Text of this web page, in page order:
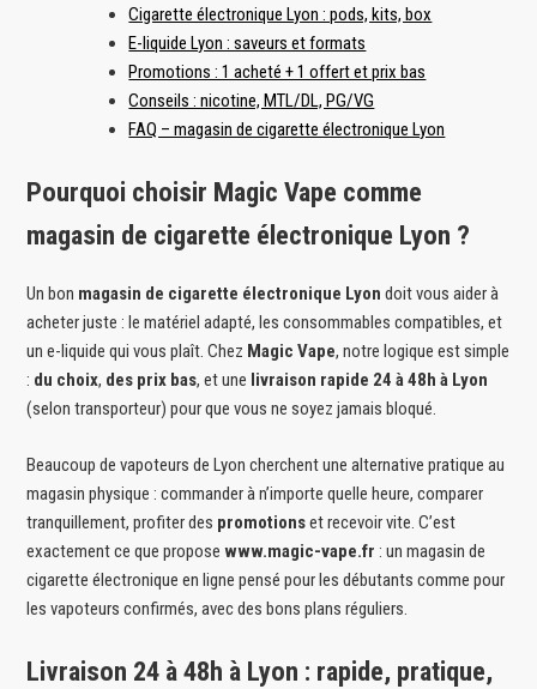
Cigarette électronique Lyon : pods, kits, box
E-liquide Lyon : saveurs et formats
Promotions : 1 acheté + 1 offert et prix bas
Conseils : nicotine, MTL/DL, PG/VG
FAQ – magasin de cigarette électronique Lyon
Pourquoi choisir Magic Vape comme
magasin de cigarette électronique Lyon ?
Un bon magasin de cigarette électronique Lyon doit vous aider à
acheter juste : le matériel adapté, les consommables compatibles, et
un e-liquide qui vous plaît. Chez Magic Vape, notre logique est simple
: du choix, des prix bas, et une livraison rapide 24 à 48h à Lyon
(selon transporteur) pour que vous ne soyez jamais bloqué.
Beaucoup de vapoteurs de Lyon cherchent une alternative pratique au
magasin physique : commander à n’importe quelle heure, comparer
tranquillement, profiter des promotionset recevoir vite. C’est
exactement ce que proposewww.magic-vape.fr : un magasin de
cigarette électronique en ligne pensé pour les débutants comme pour
les vapoteurs confirmés, avec des bons plans réguliers.
Livraison 24 à 48h à Lyon : rapide, pratique,